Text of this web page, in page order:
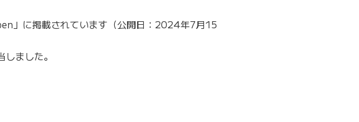
」に掲載されています（公開日：2024年7月15
ました。